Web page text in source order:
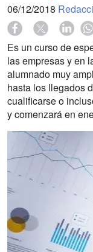
06/12/2018
Es un curso de
las empresas y en
alumnado muy
hasta los llegados
cualificarse o
y comenzará en